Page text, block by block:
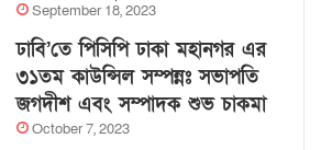
September 18, 2023
ঢাবি’তে পিসিপি ঢাকা মহানগর এর
৩১তম কাউন্সিল সম্পন্নঃ সভাপতি
জগদীশ এবং সম্পাদক শুভ চাকমা
October 7, 2023